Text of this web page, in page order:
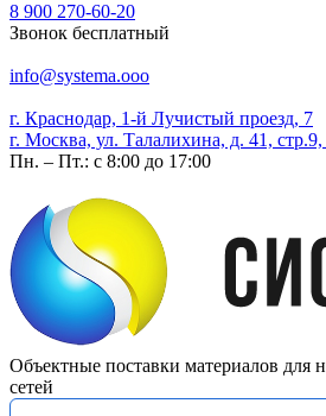
8 900 270-60-20
Звонок бесплатный
info@systema.ooo
г. Краснодар, 1-й Лучистый проезд, 7
г. Москва, ул. Талалихина, д. 41,
Пн. – Пт.: с 8:00 до 17:00
Объектные поставки материалов
сетей